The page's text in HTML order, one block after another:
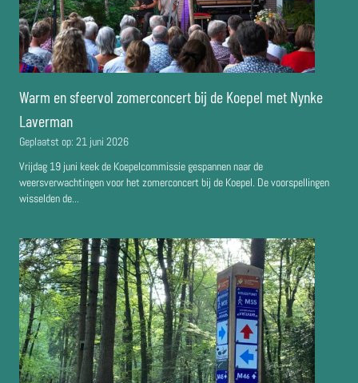
Warm en sfeervol zomerconcert bij de Koepel met Nynke
Laverman
Geplaatst op: 21 juni 2026
Vrijdag 19 juni keek de Koepelcommissie gespannen naar de
weersverwachtingen voor het zomerconcert bij de Koepel. De voorspellingen
wisselden de...